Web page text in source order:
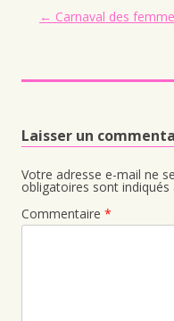
Navigation des articles
← Carnaval des
Laisser un
Votre adresse e-mail ne
obligatoires sont indiqués
Commentaire *